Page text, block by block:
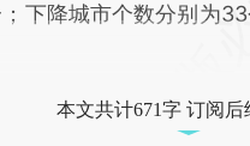
下降城市个数分别为
本文共计671字 订阅后